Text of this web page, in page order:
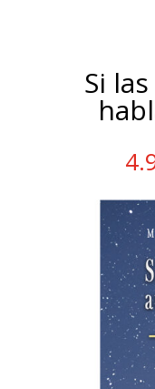
Si